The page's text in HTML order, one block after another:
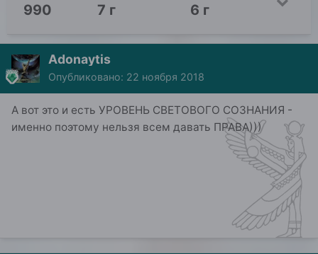
990 7 г 6 г
Adonaytis
Опубликовано: 22 ноября 2018
А вот это и есть УРОВЕНЬ СВЕТОВОГО СОЗНАНИЯ -
именно поэтому нельзя всем давать ПРАВА)))